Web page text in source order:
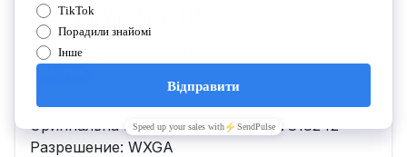
Проектор ViewSonic M1+
0
Оригінальна назва: M1+ Артикул: VS18242
Разрешение: WXGA